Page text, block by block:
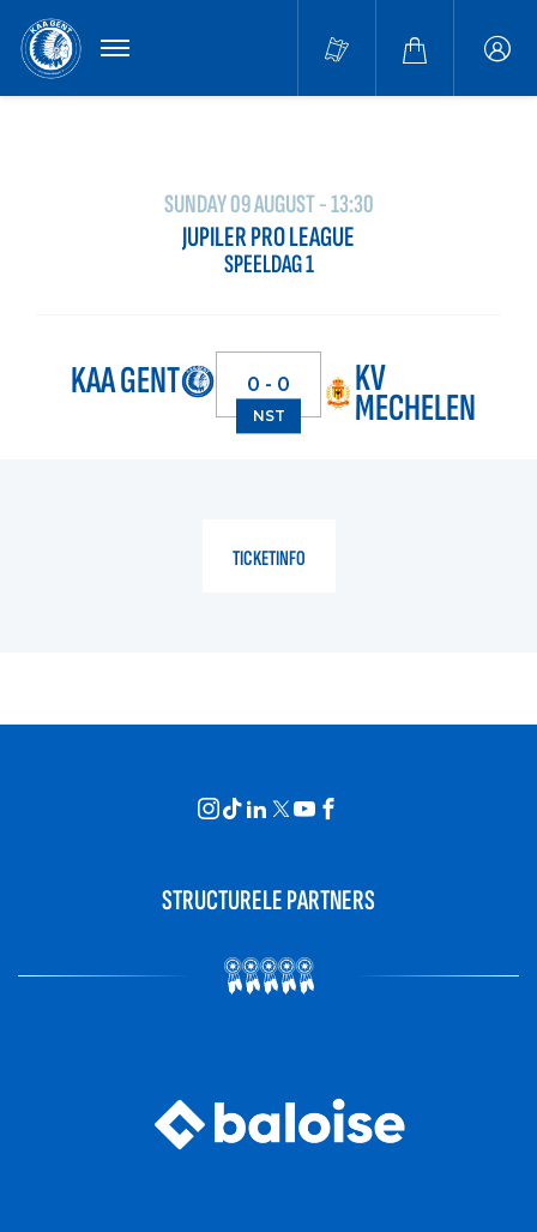
MENU
SUNDAY 09 AUGUST - 13:30
JUPILER PRO LEAGUE
SPEELDAG 1
KAA GENT 0 - 0
NST
KV
MECHELEN
TICKETINFO
STRUCTURELE PARTNERS